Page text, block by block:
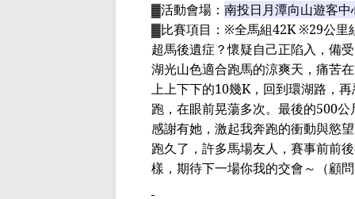
▓活動會場： 南投日月潭向山遊客中
▓比賽項目： ※全馬組42K※29公里
超馬後遺症？懷疑自己正陷入，備
湖光山色適合跑馬的涼爽天，痛苦
上上下下的10幾K，回到環湖路，
跑，在眼前晃蕩多次。最後的500公
感謝有她，激起我奔跑的衝動與慾望
跑久了，許多馬場友人，賽事前前
樣，期待下一場你我的交會～ （顧